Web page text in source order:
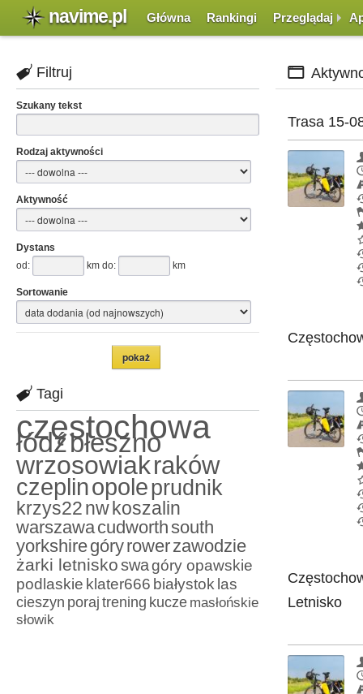
navime.pl Główna Rankingi Przeglądaj
Filtruj
Szukany tekst
Rodzaj aktywności
Aktywność
Dystans
od:
km do: km
Sortowanie
Tagi
częstochowa
łódźbłeszno
wrzosowiakraków
czeplinopoleprudnik
krzys22nwkoszalin
warszawacudworthsouth
yorkshiregóryrowerzawodzie
żarki letniskoswagóry opawskie
podlaskie klater666 białystok las
cieszyn poraj trening kucze masłońskie
słowik
Trasa 15-
Letnisko